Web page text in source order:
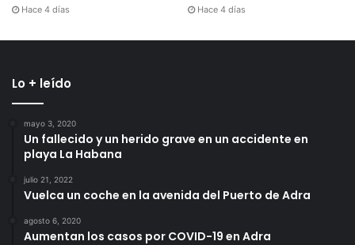
Hace 4 días Hace 4 días
Lo + leído
mayo 3, 2020
Un fallecido y un herido grave en un accidente en
playa La Habana
julio 21, 2022
Vuelca un coche en la avenida del Puerto de Adra
agosto 6, 2020
Aumentan los casos por COVID-19 en Adra